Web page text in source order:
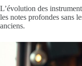
L’évolution des
les notes profondes sans
anciens.